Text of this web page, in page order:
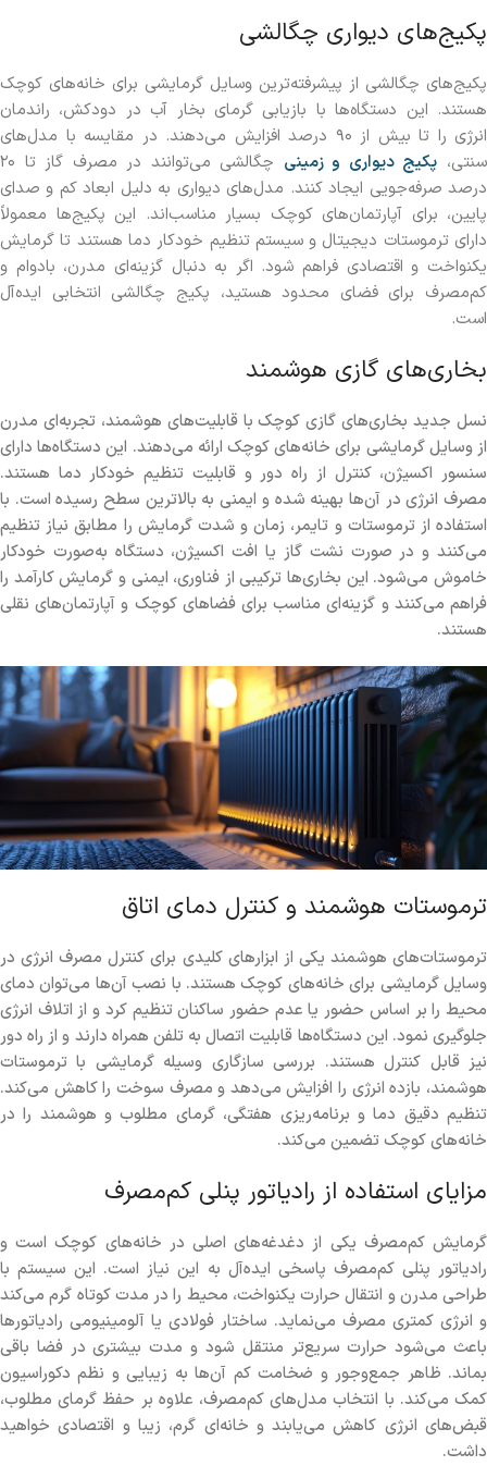
پکیج‌های دیواری چگالشی
پکیج‌های چگالشی از پیشرفته‌ترین وسایل گرمایشی برای خانه‌های کوچک
هستند. این دستگاه‌ها با بازیابی گرمای بخار آب در دودکش، راندمان
انرژی را تا بیش از ۹۰ درصد افزایش می‌دهند. در مقایسه با مدل‌های
سنتی، پکیج دیواری و زمینی
چگالشی می‌توانند در مصرف گاز تا ۲۰
درصد صرفه‌جویی ایجاد کنند. مدل‌های دیواری به دلیل ابعاد کم و صدای
پایین، برای آپارتمان‌های کوچک بسیار مناسب‌اند. این پکیج‌ها معمولاً
دارای ترموستات دیجیتال و سیستم تنظیم خودکار دما هستند تا گرمایش
یکنواخت و اقتصادی فراهم شود. اگر به دنبال گزینه‌ای مدرن، بادوام و
کم‌مصرف برای فضای محدود هستید، پکیج چگالشی انتخابی ایده‌آل
است.
بخاری‌های گازی هوشمند
نسل جدید بخاری‌های گازی کوچک با قابلیت‌های هوشمند، تجربه‌ای مدرن
از وسایل گرمایشی برای خانه‌های کوچک ارائه می‌دهند. این دستگاه‌ها دارای
سنسور اکسیژن، کنترل از راه دور و قابلیت تنظیم خودکار دما هستند.
مصرف انرژی در آن‌ها بهینه شده و ایمنی به بالاترین سطح رسیده است. با
استفاده از ترموستات و تایمر، زمان و شدت گرمایش را مطابق نیاز تنظیم
می‌کنند و در صورت نشت گاز یا افت اکسیژن، دستگاه به‌صورت خودکار
خاموش می‌شود. این بخاری‌ها ترکیبی از فناوری، ایمنی و گرمایش کارآمد را
فراهم می‌کنند و گزینه‌ای مناسب برای فضاهای کوچک و آپارتمان‌های نقلی
هستند.
ترموستات هوشمند و کنترل دمای اتاق
ترموستات‌های هوشمند یکی از ابزارهای کلیدی برای کنترل مصرف انرژی در
وسایل گرمایشی برای خانه‌های کوچک هستند. با نصب آن‌ها می‌توان دمای
محیط را بر اساس حضور یا عدم حضور ساکنان تنظیم کرد و از اتلاف انرژی
جلوگیری نمود. این دستگاه‌ها قابلیت اتصال به تلفن همراه دارند و از راه دور
نیز قابل کنترل هستند. بررسی سازگاری وسیله گرمایشی با ترموستات
هوشمند، بازده انرژی را افزایش می‌دهد و مصرف سوخت را کاهش می‌کند.
تنظیم دقیق دما و برنامه‌ریزی هفتگی، گرمای مطلوب و هوشمند را در
خانه‌های کوچک تضمین می‌کند.
مزایای استفاده از رادیاتور پنلی کم‌مصرف
گرمایش کم‌مصرف یکی از دغدغه‌های اصلی در خانه‌های کوچک است و
رادیاتور پنلی کم‌مصرف پاسخی ایده‌آل به این نیاز است. این سیستم با
طراحی مدرن و انتقال حرارت یکنواخت، محیط را در مدت کوتاه گرم می‌کند
و انرژی کمتری مصرف می‌نماید. ساختار فولادی یا آلومینیومی رادیاتورها
باعث می‌شود حرارت سریع‌تر منتقل شود و مدت بیشتری در فضا باقی
بماند. ظاهر جمع‌وجور و ضخامت کم آن‌ها به زیبایی و نظم دکوراسیون
کمک می‌کند. با انتخاب مدل‌های کم‌مصرف، علاوه بر حفظ گرمای مطلوب،
قبض‌های انرژی کاهش می‌یابند و خانه‌ای گرم، زیبا و اقتصادی خواهید
داشت.